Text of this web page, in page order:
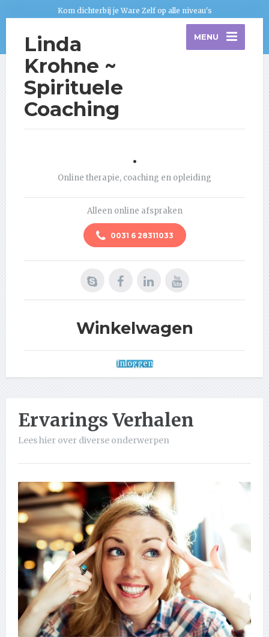
Kom dichterbij je Ware Zelf op alle niveau's
Linda
Krohne ~
Spirituele
Coaching
MENU
.
Online therapie, coaching en opleiding
Alleen online afspraken
0031 6 28311033
Winkelwagen
Inloggen
Ervarings Verhalen
Lees hier over diverse onderwerpen